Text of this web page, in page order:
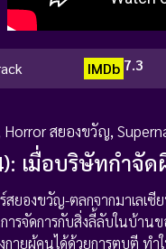
IMDb 7.3
Horror สยองขวัญ,
เมื่อบริษัทกำจั
ยองขวัญ-ตลกจากมาเลเซี
ารจัดการกับสิ่งลี้ลับในบ้าน
ยผู้คนได้ด้วยการตบตี ทำ